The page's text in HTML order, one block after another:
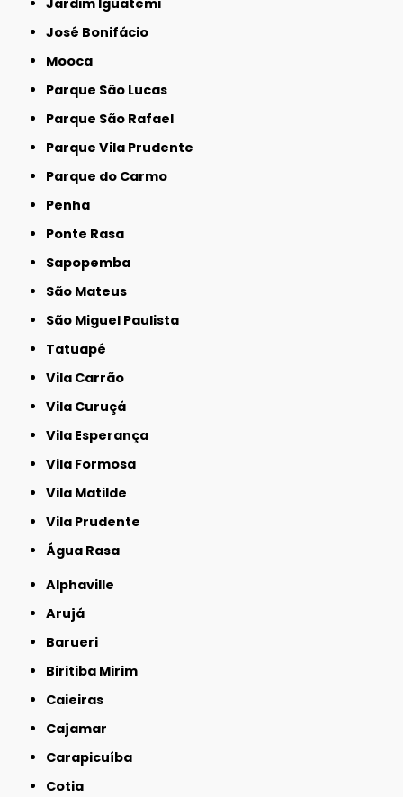
Jardim Iguatemi
José Bonifácio
Mooca
Parque São Lucas
Parque São Rafael
Parque Vila Prudente
Parque do Carmo
Penha
Ponte Rasa
Sapopemba
São Mateus
São Miguel Paulista
Tatuapé
Vila Carrão
Vila Curuçá
Vila Esperança
Vila Formosa
Vila Matilde
Vila Prudente
Água Rasa
Alphaville
Arujá
Barueri
Biritiba Mirim
Caieiras
Cajamar
Carapicuíba
Cotia